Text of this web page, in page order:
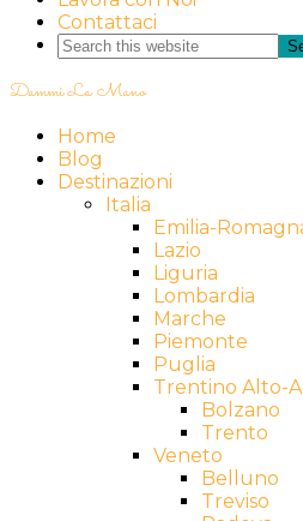
Contattaci
Dammi La Mano
Home
Blog
Destinazioni
Italia
Emilia-
Lazio
Liguria
Lombardia
Marche
Piemonte
Puglia
Trentino Alto-
Bolzano
Trento
Veneto
Belluno
Treviso